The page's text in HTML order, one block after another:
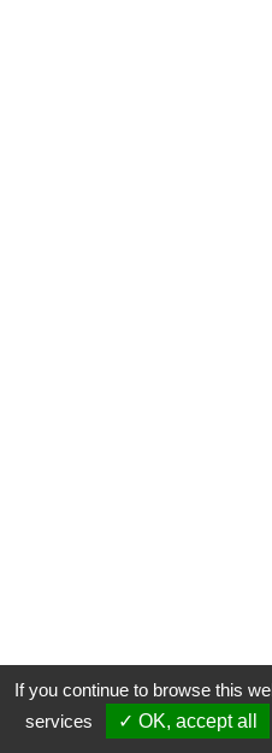
COOKIES
If you continue to browse this
services
✓ OK, accept all